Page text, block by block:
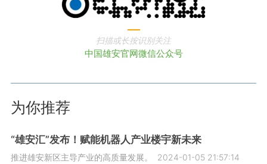
扫描或长按识别关注
中国雄安官网微信公众号
为你推荐
“雄安汇”发布！赋能机器人产业楼宇新未来
推进雄安新区主导产业的高质量发展。 2024-01-05 21:57:14